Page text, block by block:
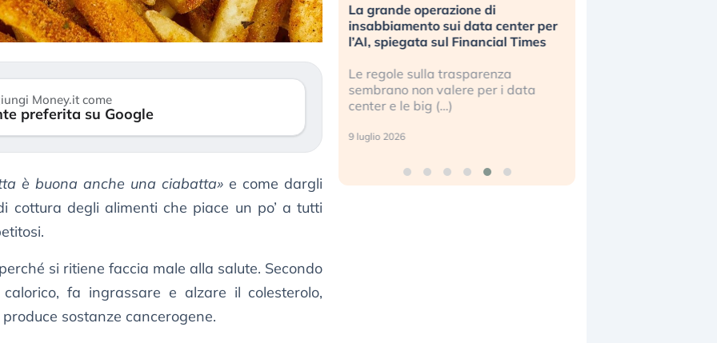
Money.it come
preferita su Google
è buona anche una ciabatta» e come dargli
cottura degli alimenti che piace un po’ a tutti
si ritiene faccia male alla salute. Secondo
fa ingrassare e alzare il colesterolo,
sostanze cancerogene.
più
sta
Russia e Cina pronti a spegnere
Starlink. Gli investitori stanno
sottovalutando il rischio?
ignorare il rischio geopolitico: il (…)
17 luglio 2026
La grande operazione di
insabbiamento sui data center per
l’AI, spiegata sul Financial Times
Le regole sulla trasparenza
sembrano non valere per i data
center e le big (…)
9 luglio 2026